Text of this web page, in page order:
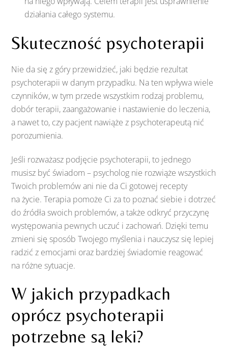
działania całego systemu.
Skuteczność psychoterapii
Nie da się z góry przewidzieć, jaki będzie rezultat
psychoterapii w danym przypadku. Na ten wpływa wiele
czynników, w tym przede wszystkim rodzaj problemu,
dobór terapii, zaangażowanie i nastawienie do leczenia,
a nawet to, czy pacjent nawiąże z psychoterapeutą nić
porozumienia.
Jeśli rozważasz podjęcie psychoterapii, to jednego
musisz być świadom – psycholog nie rozwiąże wszystkich
Twoich problemów ani nie da Ci gotowej recepty
na życie. Terapia pomoże Ci za to poznać siebie i dotrzeć
do źródła swoich problemów, a także odkryć przyczynę
występowania pewnych uczuć i zachowań. Dzięki temu
zmieni się sposób Twojego myślenia i nauczysz się lepiej
radzić z emocjami oraz bardziej świadomie reagować
na różne sytuacje.
W jakich przypadkach
oprócz psychoterapii
potrzebne są leki?